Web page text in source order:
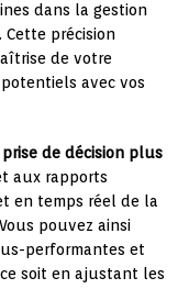
dans la gestion
Cette précision
de votre
avec vos
prise de décision plus
aux rapports
en temps réel de la
pouvez ainsi
performantes et
soit en ajustant les